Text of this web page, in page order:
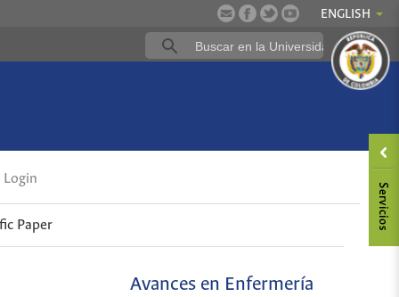
ENGLISH
Login
Paper
Avances en Enfermería